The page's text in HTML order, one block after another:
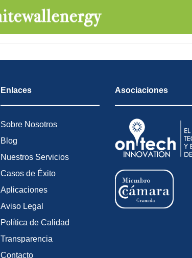
Enlaces
Sobre Nosotros
Blog
Nuestros Servicios
Casos de Éxito
Aplicaciones
Aviso Legal
Política de Calidad
Transparencia
Contacto
Asociaciones